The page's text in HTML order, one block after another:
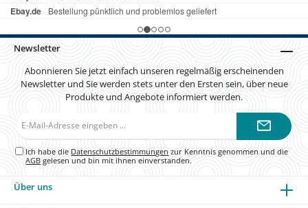
Newsletter
Abonnieren Sie jetzt einfach unseren regelmäßig erscheinenden
Newsletter und Sie werden stets unter den Ersten sein, über neue
Produkte und Angebote informiert werden.
Ich habe die Datenschutzbestimmungen zur Kenntnis genommen und die
AGB gelesen und bin mit ihnen einverstanden.
Über uns